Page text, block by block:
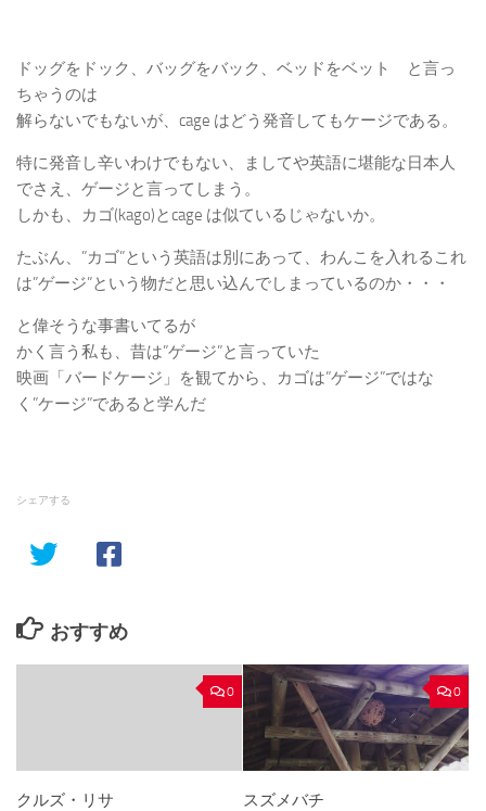
ドッグをドック、バッグをバック、ベッドをベット と言っ
ちゃうのは
解らないでもないが、cage はどう発音してもケージである。
特に発音し辛いわけでもない、ましてや英語に堪能な日本人
でさえ、ゲージと言ってしまう。
しかも、カゴ(kago)とcage は似ているじゃないか。
たぶん、”カゴ”という英語は別にあって、わんこを入れるこれ
は”ゲージ”という物だと思い込んでしまっているのか・・・
と偉そうな事書いてるが
かく言う私も、昔は”ゲージ”と言っていた
映画「バードケージ」を観てから、カゴは”ゲージ”ではな
く”ケージ”であると学んだ
シェアする
おすすめ
0
クルズ・リサ
0
スズメバチ